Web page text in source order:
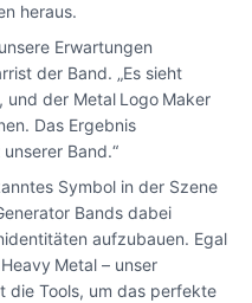
heraus.
Erwartungen
der Band. „Es sieht
und der Metal Logo Maker
Das Ergebnis
Band.“
Symbol in der Szene
Bands dabei
aufzubauen. Egal
Metal – unser
die Tools, um das perfekte